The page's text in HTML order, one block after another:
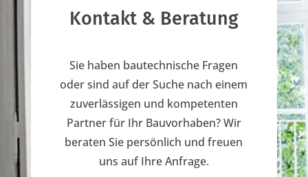
Kontakt & Beratung
Sie haben bautechnische Fragen
oder sind auf der Suche nach einem
zuverlässigen und kompetenten
Partner für Ihr Bauvorhaben? Wir
beraten Sie persönlich und freuen
uns auf Ihre Anfrage.